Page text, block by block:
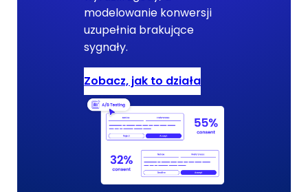
modelowanie konwersji
uzupełnia brakujące
sygnały.
Zobacz, jak to działa